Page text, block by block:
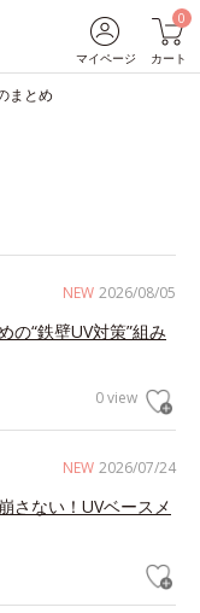
マイページ
0
カート
まとめ
NEW 2026/08/05
の“鉄壁UV対策”組み
0 view
NEW 2026/07/24
さない！UVベースメ